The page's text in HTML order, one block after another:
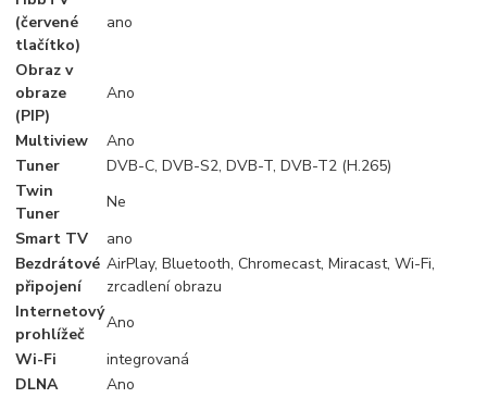
(červené
tlačítko)
ano
Obraz v
obraze
(PIP)
Ano
Multiview
Ano
Tuner
DVB-C, DVB-S2, DVB-T, DVB-T2 (H.265)
Twin
Tuner
Ne
Smart TV
ano
Bezdrátové
připojení
AirPlay, Bluetooth, Chromecast, Miracast, Wi-Fi,
zrcadlení obrazu
Internetový
prohlížeč
Ano
Wi-Fi
integrovaná
DLNA
Ano